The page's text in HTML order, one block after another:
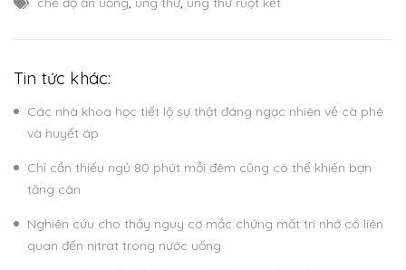
Tin tức khác:
Các nhà khoa học tiết lộ sự thật đáng ngạc nhiên về cà phê
và huyết áp
Chỉ cần thiếu ngủ 80 phút mỗi đêm cũng có thể khiến bạn
tăng cân
Nghiên cứu cho thấy nguy cơ mắc chứng mất trí nhớ có liên
quan đến nitrat trong nước uống